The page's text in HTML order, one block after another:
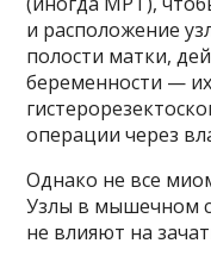
и расположение
полости матки,
беременности —
операции через
Однако не все
Узлы в мышечном
не влияют на